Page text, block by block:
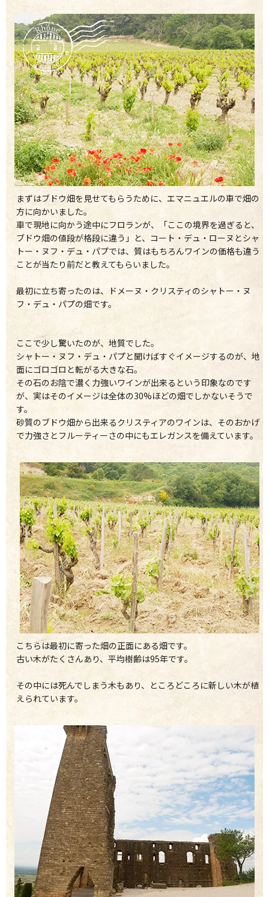
まずはブドウ畑を見せてもらうために、エマニュエルの車で畑の
方に向かいました。
車で現地に向かう途中にフロランが、「ここの境界を過ぎると、
ブドウ畑の値段が格段に違う」と、コート・デュ・ローヌとシャ
トー・ヌフ・デュ・パプでは、質はもちろんワインの価格も違う
ことが当たり前だと教えてもらいました。
最初に立ち寄ったのは、ドメーヌ・クリスティのシャトー・ヌ
フ・デュ・パプの畑です。
ここで少し驚いたのが、地質でした。
シャトー・ヌフ・デュ・パプと聞けばすぐイメージするのが、地
面にゴロゴロと転がる大きな石。
その石のお陰で濃く力強いワインが出来るという印象なのです
が、実はそのイメージは全体の30%ほどの畑でしかないそうで
す。
砂質のブドウ畑から出来るクリスティアのワインは、そのおかげ
で力強さとフルーティーさの中にもエレガンスを備えています。
こちらは最初に寄った畑の正面にある畑です。
古い木がたくさんあり、平均樹齢は95年です。
その中には死んでしまう木もあり、ところどころに新しい木が植
えられています。